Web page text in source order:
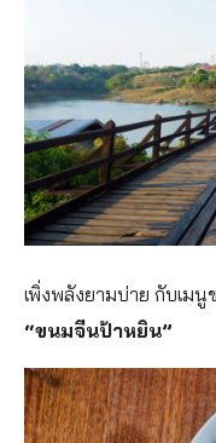
เพิ่งพลังยามบ่าย กับเม
“ขนมจีนป้าหยิน”